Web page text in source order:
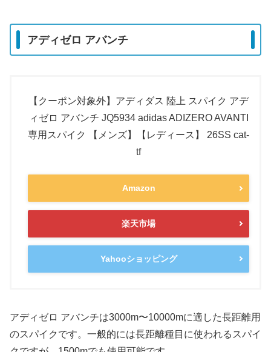
アディゼロ アバンチ
【クーポン対象外】アディダス 陸上 スパイク アデ
ィゼロ アバンチ JQ5934 adidas ADIZERO AVANTI
専用スパイク 【メンズ】【レディース】 26SS cat-
tf
Amazon
楽天市場
Yahooショッピング
アディゼロ アバンチは3000m〜10000mに適した長距離用
のスパイクです。一般的には長距離種目に使われるスパイ